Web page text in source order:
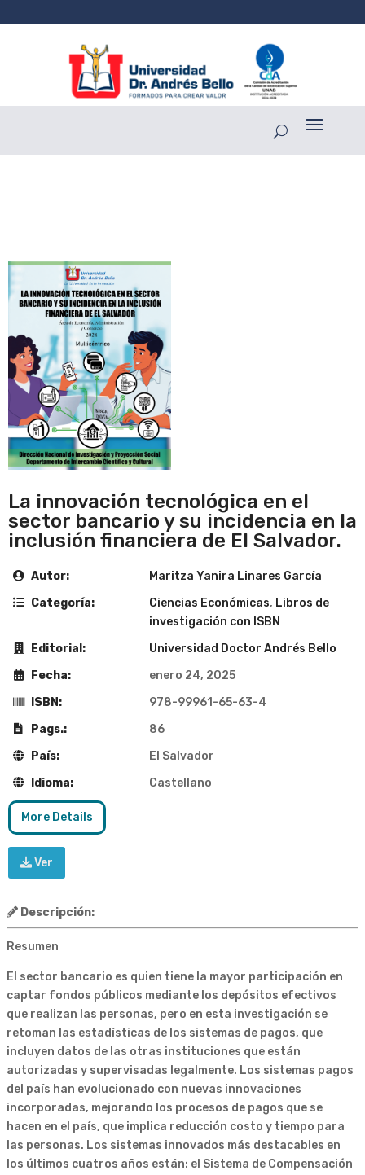
La innovación tecnológica en el
sector bancario y su incidencia en la
inclusión financiera de El Salvador.
Autor:
Maritza Yanira Linares García
Categoría:
Ciencias Económicas, Libros de
investigación con ISBN
Editorial:
Universidad Doctor Andrés Bello
Fecha:
enero 24, 2025
ISBN:
978-99961-65-63-4
Pags.:
86
País:
El Salvador
Idioma:
Castellano
More Details
Ver
Descripción:
Resumen
El sector bancario es quien tiene la mayor participación en
captar fondos públicos mediante los depósitos efectivos
que realizan las personas, pero en esta investigación se
retoman las estadísticas de los sistemas de pagos, que
incluyen datos de las otras instituciones que están
autorizadas y supervisadas legalmente. Los sistemas pagos
del país han evolucionado con nuevas innovaciones
incorporadas, mejorando los procesos de pagos que se
hacen en el país, que implica reducción costo y tiempo para
las personas. Los sistemas innovados más destacables en
los últimos cuatros años están: el Sistema de Compensación